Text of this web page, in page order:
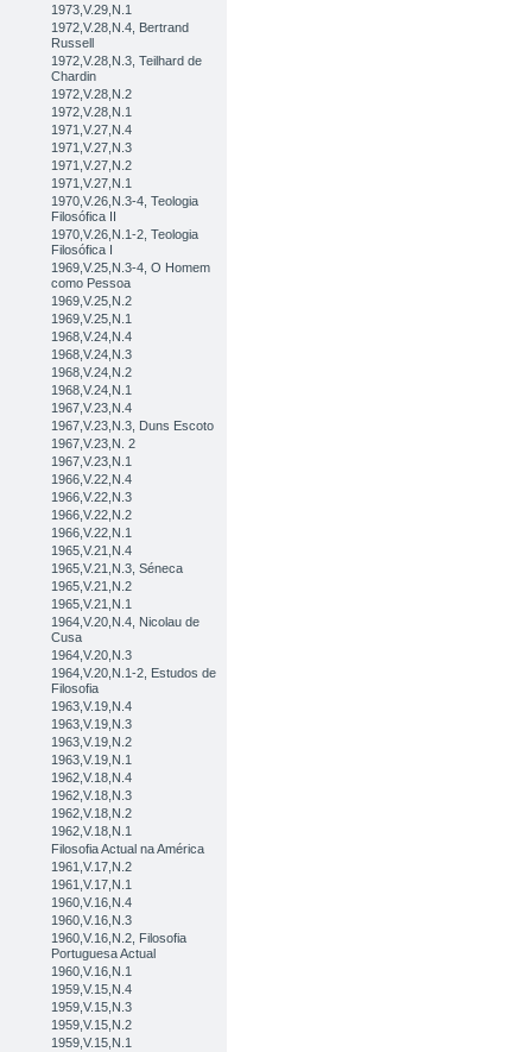
1973,V.29,N.1
1972,V.28,N.4, Bertrand
Russell
1972,V.28,N.3, Teilhard de
Chardin
1972,V.28,N.2
1972,V.28,N.1
1971,V.27,N.4
1971,V.27,N.3
1971,V.27,N.2
1971,V.27,N.1
1970,V.26,N.3-4, Teologia
Filosófica II
1970,V.26,N.1-2, Teologia
Filosófica I
1969,V.25,N.3-4, O Homem
como Pessoa
1969,V.25,N.2
1969,V.25,N.1
1968,V.24,N.4
1968,V.24,N.3
1968,V.24,N.2
1968,V.24,N.1
1967,V.23,N.4
1967,V.23,N.3, Duns Escoto
1967,V.23,N. 2
1967,V.23,N.1
1966,V.22,N.4
1966,V.22,N.3
1966,V.22,N.2
1966,V.22,N.1
1965,V.21,N.4
1965,V.21,N.3, Séneca
1965,V.21,N.2
1965,V.21,N.1
1964,V.20,N.4, Nicolau de
Cusa
1964,V.20,N.3
1964,V.20,N.1-2, Estudos de
Filosofia
1963,V.19,N.4
1963,V.19,N.3
1963,V.19,N.2
1963,V.19,N.1
1962,V.18,N.4
1962,V.18,N.3
1962,V.18,N.2
1962,V.18,N.1
Filosofia Actual na América
1961,V.17,N.2
1961,V.17,N.1
1960,V.16,N.4
1960,V.16,N.3
1960,V.16,N.2, Filosofia
Portuguesa Actual
1960,V.16,N.1
1959,V.15,N.4
1959,V.15,N.3
1959,V.15,N.2
1959,V.15,N.1